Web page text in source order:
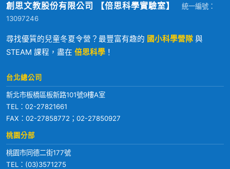
創思文教股份有限公司 【倍思科學實驗室】
統一編號：
13097246
尋找優質的兒童冬夏令營？最豐富有趣的 國小科學營隊 與
STEAM 課程，盡在 倍思科學 ！
台北總公司
新北市板橋區板新路101號9樓A室
TEL： 02-27821661
FAX：02-27858772；02-27850927
桃園分部
桃園市同德二街177號
TEL： (03)3571275